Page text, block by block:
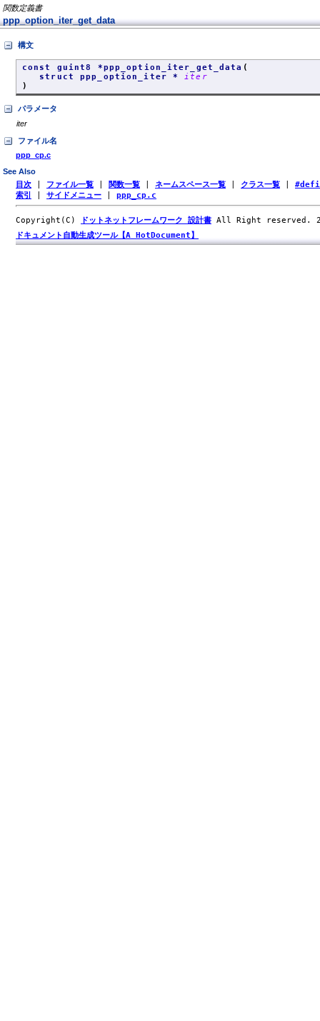
関数定義書
ppp_option_iter_get_data
構文
const guint8 *ppp_option_iter_get_data (
struct ppp_option_iter *iter
)
パラメータ
iter
ファイル名
ppp_cp.c
See Also
目次 ファイル一覧 関数一覧 ネームスペース一覧 クラス一覧
索引
サイドメニュー ppp_cp.c
Copyright(C) ドットネットフレームワーク 設計書 All Right reserved.
ドキュメント自動生成ツール【A HotDocument】